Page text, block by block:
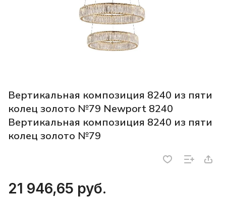
Вертикальная композиция 8240 из пяти
колец золото №79 Newport 8240
Вертикальная композиция 8240 из пяти
колец золото №79
21 946,65 руб.